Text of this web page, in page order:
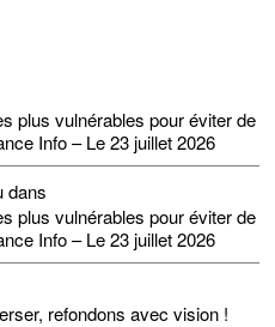
plus vulnérables pour éviter de
Info – Le 23 juillet 2026
dans
plus vulnérables pour éviter de
Info – Le 23 juillet 2026
refondons avec vision !